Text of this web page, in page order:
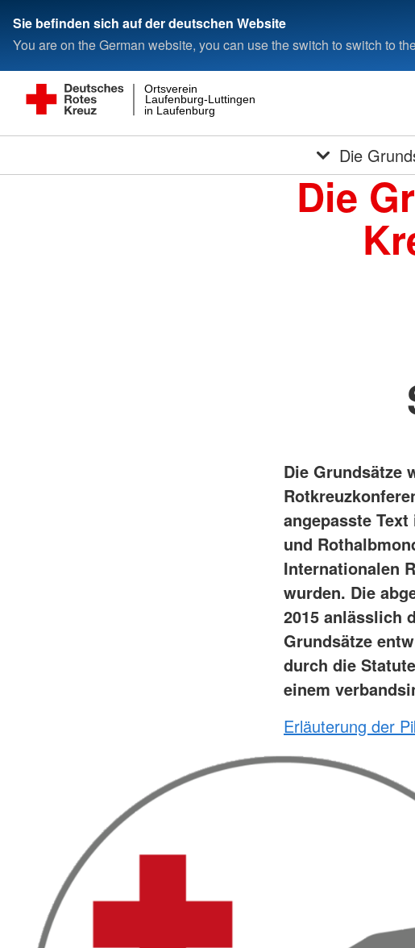
Sie befinden sich auf der deutschen Website
You are on the German website, you can use the switch to switch to
in Laufenburg
Laufenburg-Luttingen
Ortsverein
Die
Die
Die Grundsätze
angepasste
und
Internationalen
wurden. Die
2015 anlässlich
Grundsätze
durch die
einem
Erläuterung der